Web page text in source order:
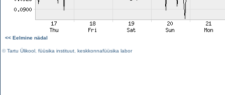
<< Eelmine nädal
©Tartu Ülikool füüsika instituut keskkonnafüüsika labor